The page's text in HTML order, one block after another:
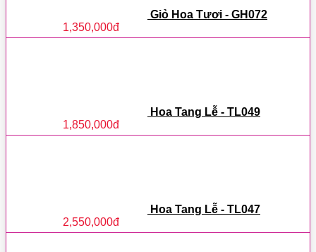
Giỏ Hoa Tươi - GH072
1,350,000đ
Hoa Tang Lễ - TL049
1,850,000đ
Hoa Tang Lễ - TL047
2,550,000đ